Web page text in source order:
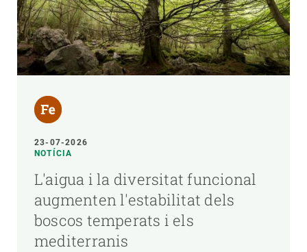
23-07-2026
NOTÍCIA
L'aigua i la diversitat funcional
augmenten l'estabilitat dels
boscos temperats i els
mediterranis